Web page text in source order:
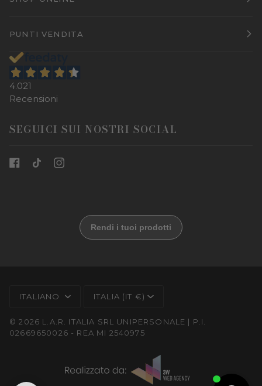
PUNTI VENDITA
4.021
Recensioni
SEGUICI SUI NOSTRI SOCIAL
ITALIANO
ITALIA (IT €)
© 2026 L.A.R. ITALIA SRL UNIPERSONALE | P.I.
02669650026 - REA MI 2540975